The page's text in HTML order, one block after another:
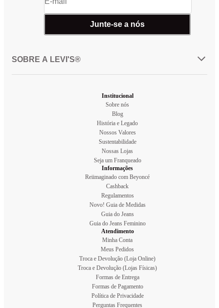
Junte-se a nós
SOBRE A LEVI'S®
Institucional
Sobre nós
Blog
História e Legado
Nossos Valores
Sustentabilidade
Nossas Lojas
Seja um Franqueado
Informações
Reiimaginado com Beyoncé
Cashback
Regulamentos
Novo! Guia de Medidas
Guia do Jeans
Guia do Jeans Feminino
Atendimento
Minha Conta
Meus Pedidos
Troca e Devolução (Loja Online)
Troca e Devolução (Lojas Físicas)
Formas de Entrega
Formas de Pagamento
Política de Privacidade
Perguntas Frequentes